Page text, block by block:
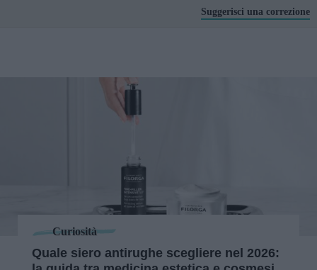
Suggerisci una correzione
Curiosità
Quale siero antirughe scegliere nel 2026: